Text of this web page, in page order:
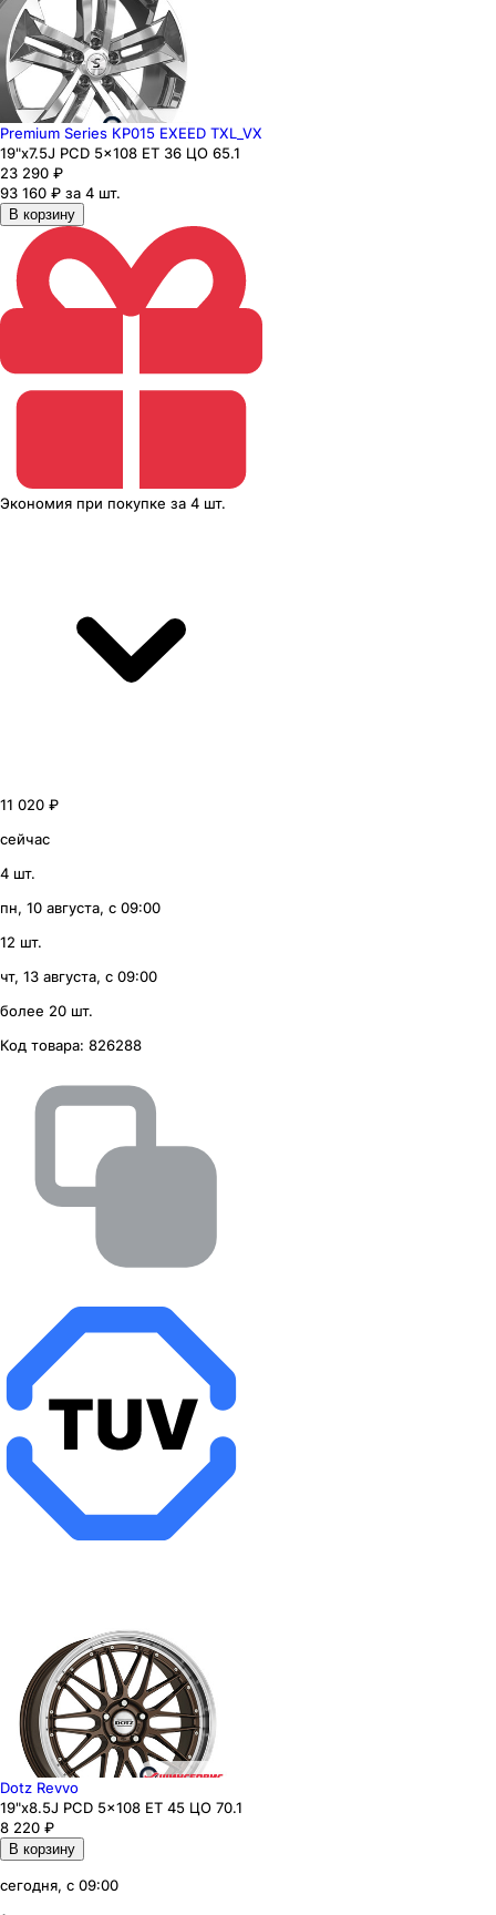
Premium Series КР015 EXEED TXL_VX
19"x7.5J PCD 5x108 ЕТ 36 ЦО 65.1
23 290 ₽
93 160 ₽ за 4 шт.
В корзину
Экономия при покупке за 4 шт.
11 020 ₽
сейчас
4 шт.
пн, 10 августа, с 09:00
12 шт.
чт, 13 августа, с 09:00
более 20 шт.
Код товара: 826288
Dotz Revvo
19"x8.5J PCD 5x108 ЕТ 45 ЦО 70.1
8 220 ₽
В корзину
сегодня, с 09:00